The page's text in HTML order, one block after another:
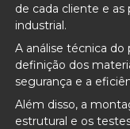
de cada cliente e
industrial.
A análise técnica
definição dos
segurança e a
Além disso, a
estrutural e os